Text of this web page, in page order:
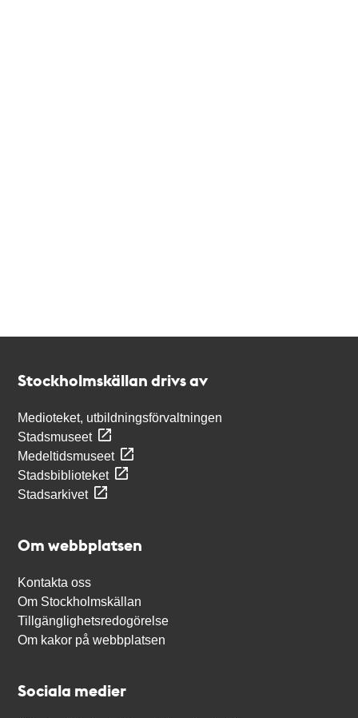
Stockholmskällan drivs av
Medioteket, utbildningsförvaltningen
Stadsmuseet
Medeltidsmuseet
Stadsbiblioteket
Stadsarkivet
Om webbplatsen
Kontakta oss
Om Stockholmskällan
Tillgänglighetsredogörelse
Om kakor på webbplatsen
Sociala medier